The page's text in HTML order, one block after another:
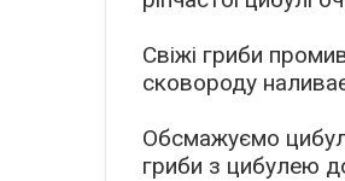
Свіжі гриби
сковороду
Обсмажуємо
гриби з цибулею